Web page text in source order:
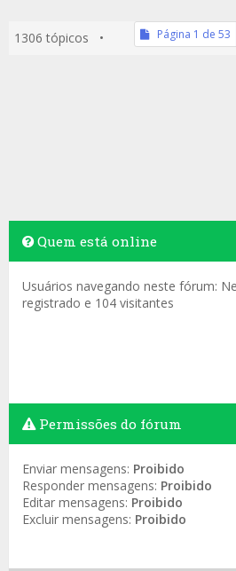
1306 tópicos • Página 1 de 53
Quem está online
Usuários navegando neste fórum:
registrado e 104 visitantes
Permissões do fórum
Enviar mensagens: Proibido
Responder mensagens: Proibido
Editar mensagens: Proibido
Excluir mensagens: Proibido